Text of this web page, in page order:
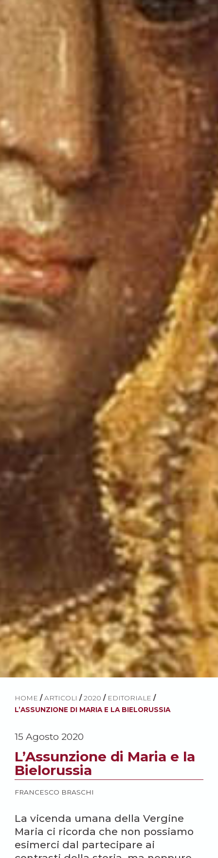
HOME / ARTICOLI / 2020 / EDITORIALE /
L’ASSUNZIONE DI MARIA E LA BIELORUSSIA
15 Agosto 2020
L’Assunzione di Maria e la
Bielorussia
FRANCESCO BRASCHI
La vicenda umana della Vergine
Maria ci ricorda che non possiamo
esimerci dal partecipare ai